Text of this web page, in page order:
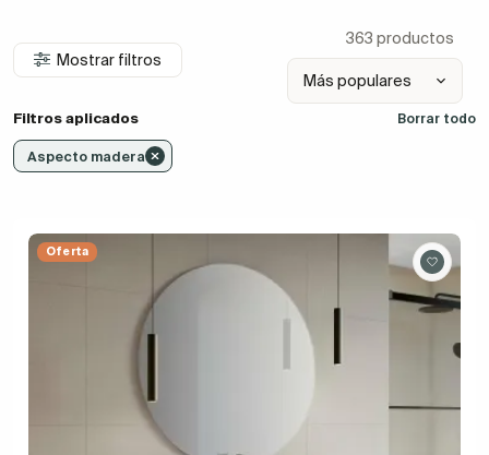
Mostrar filtros
363 productos
Filtros aplicados Borrar todo
Aspecto madera
Oferta